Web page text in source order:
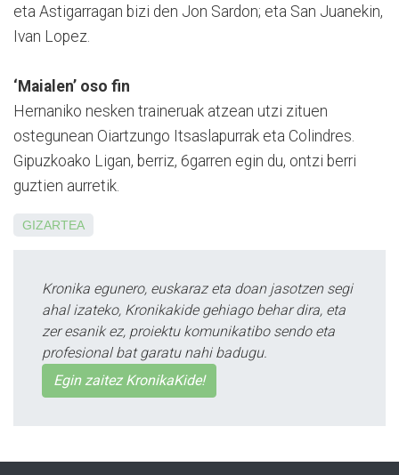
eta Astigarragan bizi den Jon Sardon; eta San Juanekin,
Ivan Lopez.
‘Maialen’ oso fin
Hernaniko nesken traineruak atzean utzi zituen
ostegunean Oiartzungo Itsaslapurrak eta Colindres.
Gipuzkoako Ligan, berriz, 6garren egin du, ontzi berri
guztien aurretik.
GIZARTEA
Kronika egunero, euskaraz eta doan jasotzen segi
ahal izateko, Kronikakide gehiago behar dira, eta
zer esanik ez, proiektu komunikatibo sendo eta
profesional bat garatu nahi badugu.
Egin zaitez KronikaKide!